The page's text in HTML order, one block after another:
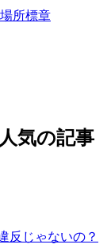
所標章
気の記事